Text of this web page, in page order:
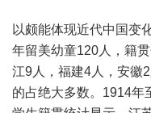
以颇能体现近代中国变
年留美幼童120人，籍
江9人，福建4人，安徽
的占绝大多数。1914年